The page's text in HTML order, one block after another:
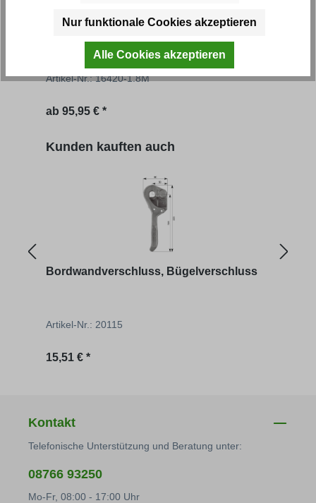
Grundbordwand 2TS
Artikel-Nr.: 16420-1.8M
Regulärer Preis:
ab 95,95 € *
Produktgalerie überspringen
Kunden kauften auch
Bordwandverschluss, Bügelverschluss
Artikel-Nr.: 20115
Regulärer Preis:
15,51 € *
Kontakt
Telefonische Unterstützung und Beratung unter:
08766 93250
Mo-Fr, 08:00 - 17:00 Uhr
Nur funktionale Cookies akzeptieren
Alle Cookies akzeptieren